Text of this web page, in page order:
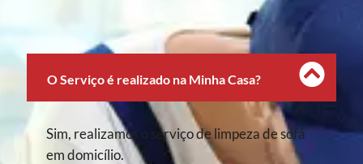
O Serviço é realizado na Minha Casa?
Sim, realizamos o serviço de limpeza de sofá
em domicílio.